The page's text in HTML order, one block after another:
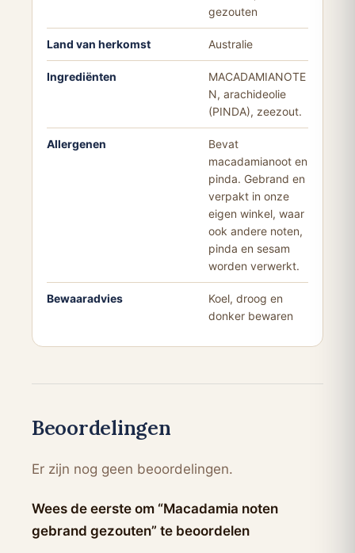
gezouten
Land van herkomst Australie
Ingrediënten
MACADAMIANOTE
N, arachideolie
(PINDA), zeezout.
Allergenen
Bevat
macadamianoot en
pinda. Gebrand en
verpakt in onze
eigen winkel, waar
ook andere noten,
pinda en sesam
worden verwerkt.
Bewaaradvies
Koel, droog en
donker bewaren
Beoordelingen
Er zijn nog geen beoordelingen.
Wees de eerste om “Macadamia noten
gebrand gezouten” te beoordelen